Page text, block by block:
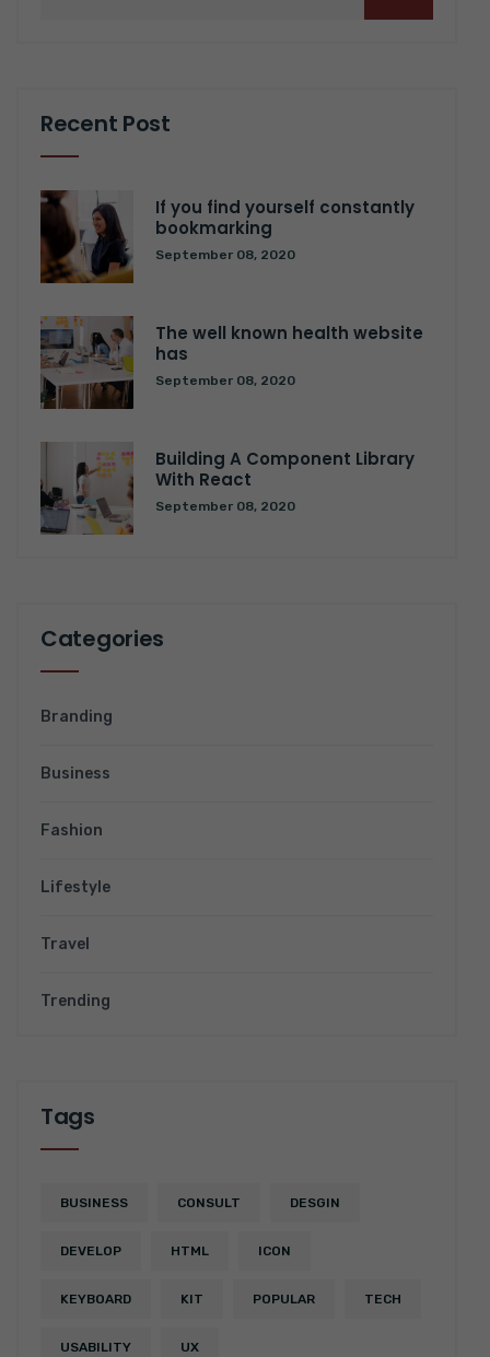
Recent Post
If you find yourself constantly
bookmarking
September 08, 2020
The well known health website
has
September 08, 2020
Building A Component Library
With React
September 08, 2020
Categories
Branding
Business
Fashion
Lifestyle
Travel
Trending
Tags
BUSINESS CONSULT DESGIN
DEVELOP HTML ICON
KEYBOARD KIT POPULAR TECH
USABILITY UX